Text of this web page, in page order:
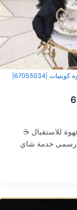
خدمة شاي وقهوه كويتيات |67055034|
للاستقبال ☕
رسمى خدمة شاي